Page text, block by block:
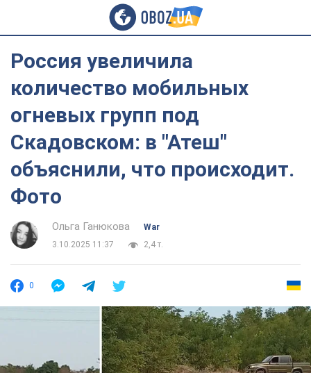
Россия увеличила
количество мобильных
огневых групп под
Скадовском: в "Атеш"
объяснили, что происходит.
Фото
Ольга Ганюкова
War
3.10.2025 11:37
2,4 т.
0